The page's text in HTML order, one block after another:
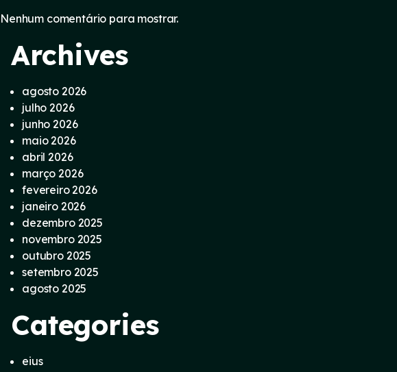
Nenhum comentário para mostrar.
Archives
agosto 2026
julho 2026
junho 2026
maio 2026
abril 2026
março 2026
fevereiro 2026
janeiro 2026
dezembro 2025
novembro 2025
outubro 2025
setembro 2025
agosto 2025
Categories
eius